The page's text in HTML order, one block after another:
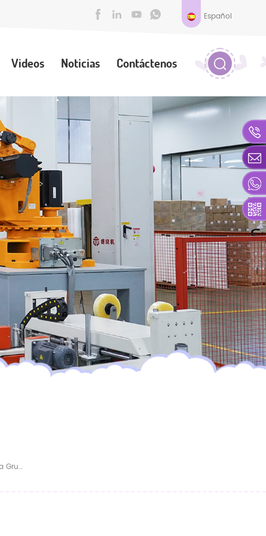
Español
Videos Noticias Contáctenos
Pañales Para Adultos De Marca Propia, Extra Gruesos Y De Alta Absorción